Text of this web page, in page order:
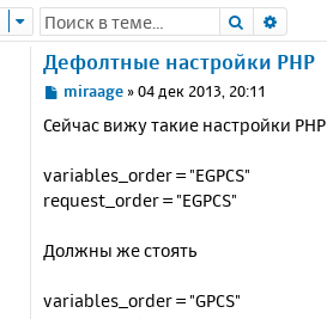
Поиск
Дефолтные настройки PHP
С
о
щ
е
е
miraage »04 дек 2013, 20:11
Сейчас вижу такие настройки PHP
variables_order = "EGPCS"
request_order = "EGPCS"
Должны же стоять
variables_order = "GPCS"